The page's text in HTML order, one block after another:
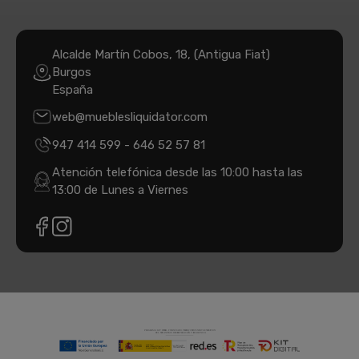
Alcalde Martín Cobos, 18, (Antigua Fiat)
Burgos
España
web@mueblesliquidator.com
947 414 599 - 646 52 57 81
Atención telefónica desde las 10:00 hasta las
13:00 de Lunes a Viernes